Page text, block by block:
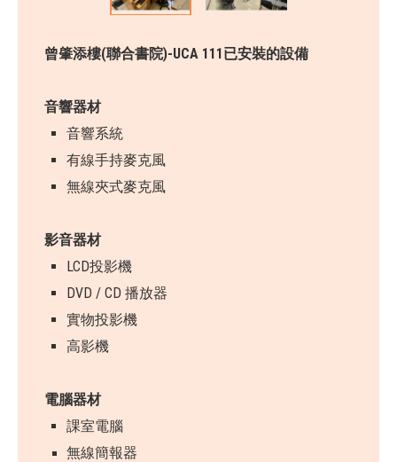
曾肇添樓(聯合書院)-UCA 111已安裝的設備
音響器材
音響系統
有線手持麥克風
無線夾式麥克風
影音器材
LCD投影機
DVD / CD 播放器
實物投影機
高影機
電腦器材
課室電腦
無線簡報器